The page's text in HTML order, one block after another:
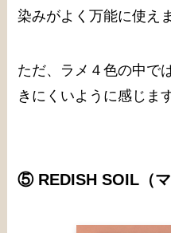
染みがよく万能に使え
ただ、ラメ４色の中で
きにくいように感じます
⑤ REDISH SOIL （